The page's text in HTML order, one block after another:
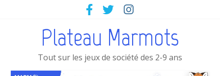
Plateau Marmots
Tout sur les jeux de société des 2-9 ans